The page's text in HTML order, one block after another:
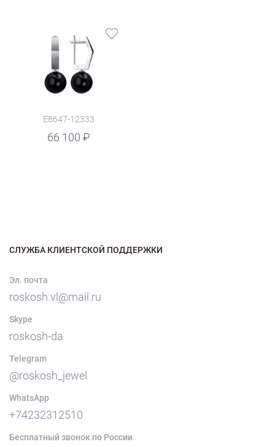
E8647-12333
66 100
СЛУЖБА КЛИЕНТСКОЙ ПОДДЕРЖКИ
Эл. почта
roskosh.vl@mail.ru
Skype
roskosh-da
Telegram
@roskosh_jewel
WhatsApp
+74232312510
Бесплатный звонок по России